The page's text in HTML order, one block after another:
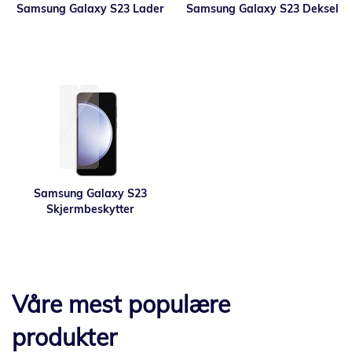
Samsung Galaxy S23 Lader Samsung Galaxy S23 Deksel
Samsung Galaxy S23
Skjermbeskytter
Våre mest populære
produkter